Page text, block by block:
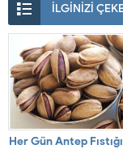
İLGİNİZİ
Her Gün Antep